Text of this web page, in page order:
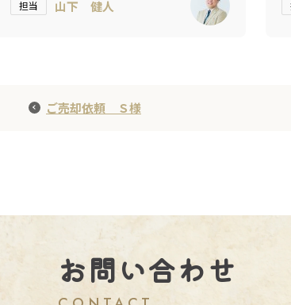
担当 山下 健人
ご売却依頼 Ｓ様
お問い合わせ